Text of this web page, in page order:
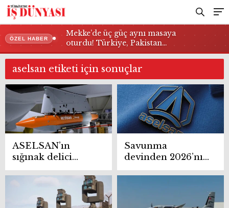
ÖZEL HABER
Mekke’de üç güç aynı masaya
oturdu! Türkiye, Pakistan…
aselsan etiketi için sonuçlar
ASELSAN’ın
sığınak delici
TOLUN P
mühimmatı
testten tam
isabetle geçti
Savunma
devinden 2026’nın
ilk yarıyılında